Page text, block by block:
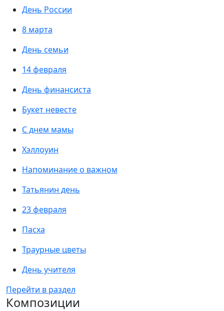
День России
8 марта
День семьи
14 февраля
День финансиста
Букет невесте
С днем мамы
Хэллоуин
Напоминание о важном
Татьянин день
23 февраля
Пасха
Траурные цветы
День учителя
Перейти в раздел
Композиции